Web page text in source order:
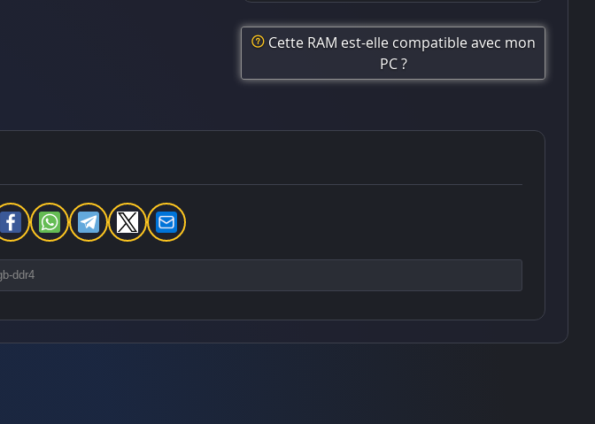
Cette RAM est-elle compatible avec mon
PC ?